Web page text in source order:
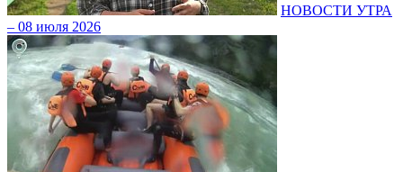
НОВОСТИ УТРА
– 08 июля 2026